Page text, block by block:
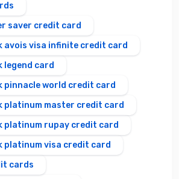
saver credit card
avois visa infinite credit card
legend card
pinnacle world credit card
platinum master credit card
platinum rupay credit card
platinum visa credit card
cards